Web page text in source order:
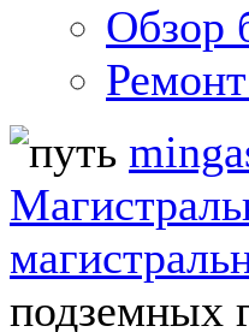
Обзор
подземных